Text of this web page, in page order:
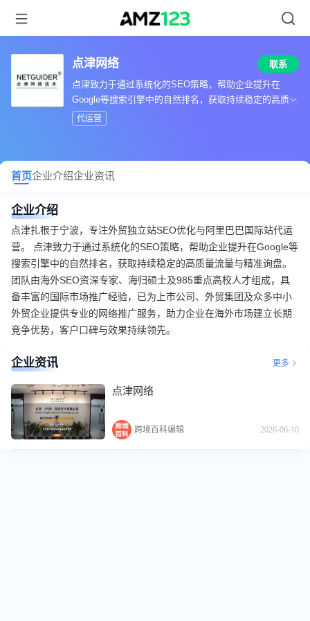
点津网络
联系
点津致力于通过系统化的SEO策略，帮助企业提升在
Google等搜索引擎中的自然排名，获取持续稳定的高质量
流量与精准询盘
代运营
首页企业介绍企业资讯
企业介绍
点津扎根于宁波，专注外贸独立站SEO优化与阿里巴巴国际站代运
营。 点津致力于通过系统化的SEO策略，帮助企业提升在Google等
搜索引擎中的自然排名，获取持续稳定的高质量流量与精准询盘。
团队由海外SEO资深专家、海归硕士及985重点高校人才组成，具
备丰富的国际市场推广经验，已为上市公司、外贸集团及众多中小
外贸企业提供专业的网络推广服务，助力企业在海外市场建立长期
竞争优势，客户口碑与效果持续领先。
企业资讯 更多
点津网络
跨境百科编辑 2026-06-10